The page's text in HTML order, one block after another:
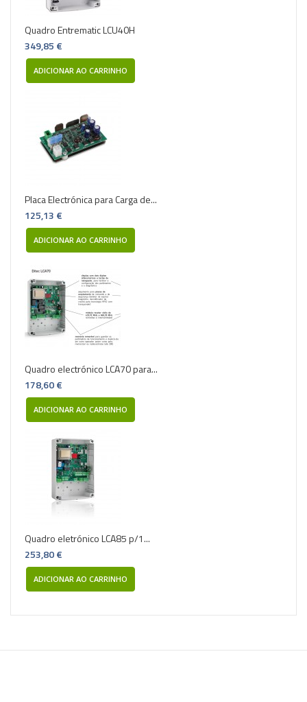
Quadro Entrematic LCU40H
349,85 €
ADICIONAR AO CARRINHO
Placa Electrónica para Carga de...
125,13 €
ADICIONAR AO CARRINHO
Quadro electrónico LCA70 para...
178,60 €
ADICIONAR AO CARRINHO
Quadro eletrónico LCA85 p/1...
253,80 €
ADICIONAR AO CARRINHO